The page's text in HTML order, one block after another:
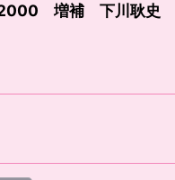
増補 下川耿史